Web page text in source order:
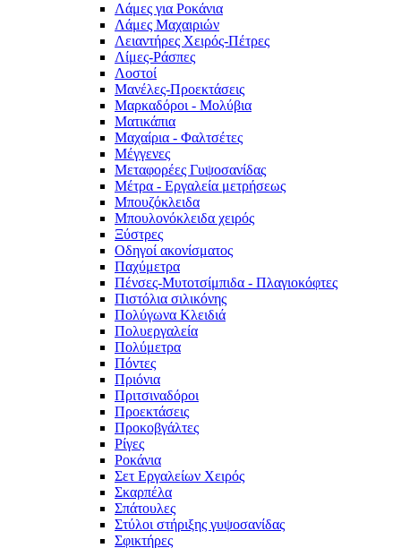
Λάμες για Ροκάνια
Λάμες Μαχαιριών
Λειαντήρες Χειρός-Πέτρες
Λίμες-Ράσπες
Λοστοί
Μανέλες-Προεκτάσεις
Μαρκαδόροι - Μολύβια
Ματικάπια
Μαχαίρια - Φαλτσέτες
Μέγγενες
Μεταφορέες Γυψοσανίδας
Μέτρα - Εργαλεία μετρήσεως
Μπουζόκλειδα
Μπουλονόκλειδα χειρός
Ξύστρες
Οδηγοί ακονίσματος
Παχύμετρα
Πένσες-Μυτοτσίμπιδα - Πλαγιοκόφτες
Πιστόλια σιλικόνης
Πολύγωνα Κλειδιά
Πολυεργαλεία
Πολύμετρα
Πόντες
Πριόνια
Πριτσιναδόροι
Προεκτάσεις
Προκοβγάλτες
Ρίγες
Ροκάνια
Σετ Εργαλείων Χειρός
Σκαρπέλα
Σπάτουλες
Στύλοι στήριξης γυψοσανίδας
Σφικτήρες